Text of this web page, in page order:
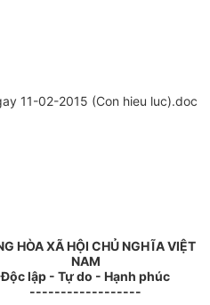
11-02-2015 (Con hieu luc).doc
HÒA XÃ HỘI CHỦ NGHĨA VIỆT
NAM
Độc lập - Tự do - Hạnh phúc
------------------